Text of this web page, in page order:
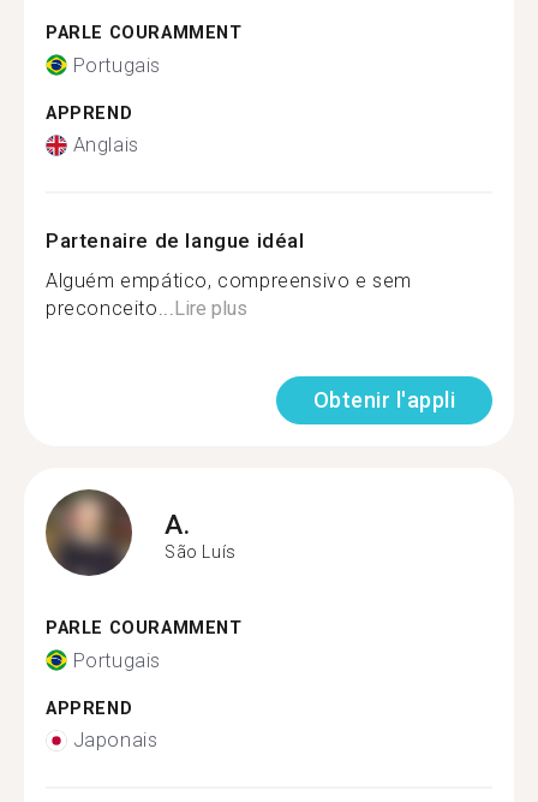
PARLE COURAMMENT
Portugais
APPREND
Anglais
Partenaire de langue idéal
Alguém empático, compreensivo e sem
preconceito...Lire plus
Obtenir l'appli
A.
São Luís
PARLE COURAMMENT
Portugais
APPREND
Japonais